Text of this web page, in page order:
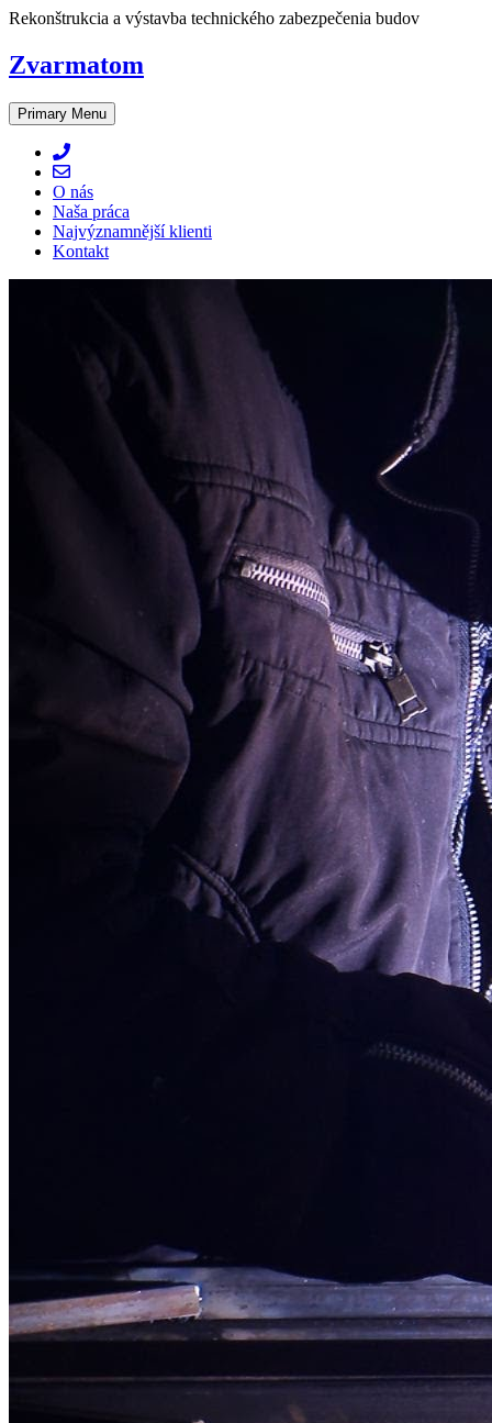
Skip
content
Rekonštrukcia a výstavba technického zabezpečenia budov
Zvarmatom
Primary Menu
O nás
Naša práca
Najvýznamnější klienti
Kontakt